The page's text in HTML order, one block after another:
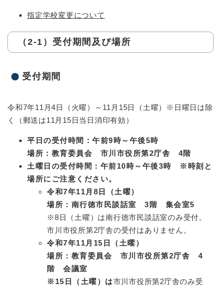
指定学校変更について
（2-1）受付期間及び場所
受付期間
令和7年11月4日（火曜）～11月15日（土曜）※日曜日は除
く（郵送は11月15日当日消印有効）
平日の受付時間：午前9時～午後5時
場所：教育委員会 市川市役所第2庁舎 4階
土曜日の受付時間：午前10時～午後3時 ※時刻と
場所にご注意ください。
令和7年11月8日（土曜）
場所：南行徳市民談話室 3階 集会室5
※8日（土曜）は南行徳市民談話室のみ受付。
市川市役所第2庁舎の受付はありません。
令和7年11月15日（土曜）
場所：教育委員会 市川市役所第2庁舎 4
階 会議室
※15日（土曜）は市川市役所第2庁舎のみ受